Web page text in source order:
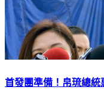
首發團準備！帛琉總